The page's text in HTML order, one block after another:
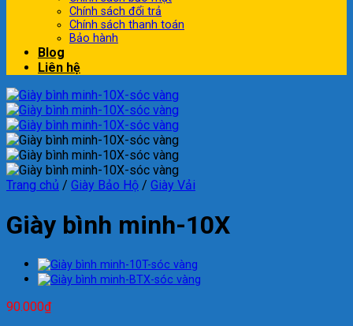
Chính sách đổi trả
Chính sách thanh toán
Bảo hành
Blog
Liên hệ
Trang chủ / Giày Bảo Hộ / Giày Vải
Giày bình minh-10X
90.000₫